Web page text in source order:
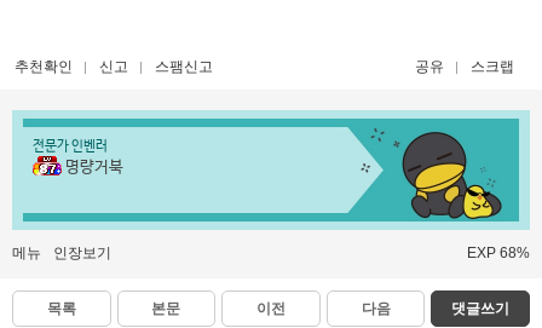
추천확인 신고 스팸신고 공유 스크랩
전문가 인벤러
명량거북
메뉴 인장보기 EXP 68%
목록 본문 이전 다음 댓글쓰기